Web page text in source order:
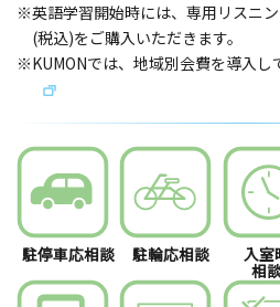
※英語学習開始時には、専用リスニ
(税込)をご購入いただきます。
※KUMONでは、地域別会費を導入し
駐停車応相談 駐輪応相談 入室
相